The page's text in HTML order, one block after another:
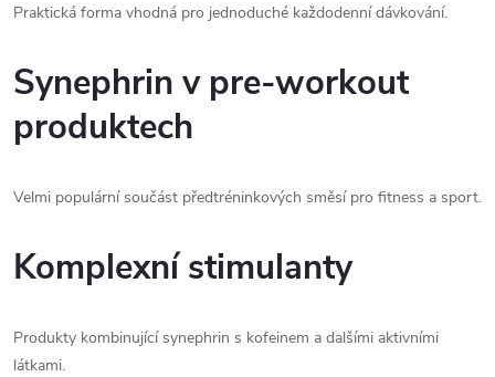
Praktická forma vhodná pro jednoduché každodenní dávkování.
Synephrin v pre-workout
produktech
Velmi populární součást předtréninkových směsí pro fitness a sport.
Komplexní stimulanty
Produkty kombinující synephrin s kofeinem a dalšími aktivními
látkami.